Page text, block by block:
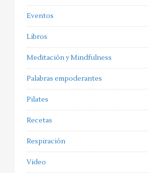
Eventos
Libros
Meditación y Mindfulness
Palabras empoderantes
Pilates
Recetas
Respiración
Video